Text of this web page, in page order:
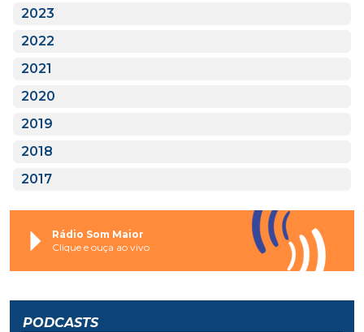
2023
2022
2021
2020
2019
2018
2017
Rádio Som Maior
Clique e ouça ao vivo
PODCASTS